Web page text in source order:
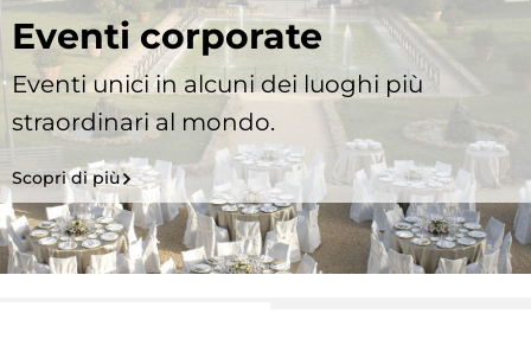
Eventi corporate
Eventi unici in alcuni dei luoghi più
straordinari al mondo.
Scopri di più